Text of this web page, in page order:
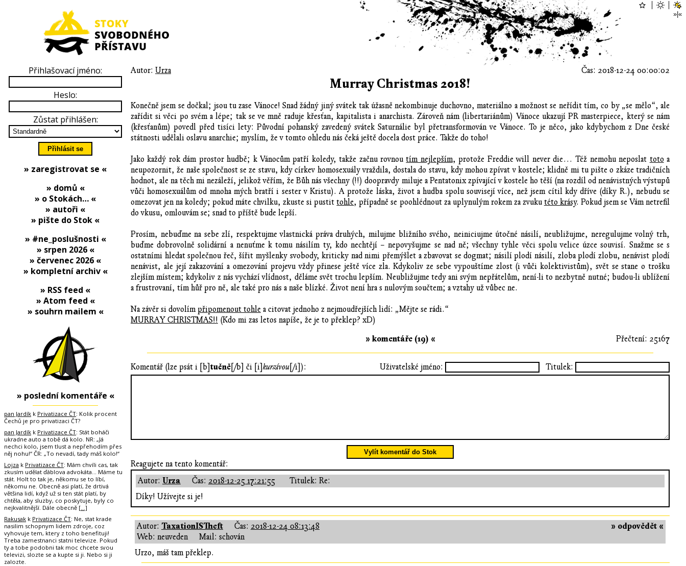
Autor: Urza Čas: 2018-12-24 00:00:02
Murray Christmas 2018!
Konečně jsem se dočkal; jsou tu zase Vánoce! Snad žádný jiný svátek tak úžasně nekombinuje duchovno, materiálno a možnost se neřídit tím, co by „se mělo“, ale
zařídit si věci po svém a lépe; tak se ve mně raduje křesťan, kapitalista i anarchista. Zároveň nám (libertariánům) Vánoce ukazují PR masterpiece, který se nám
(křesťanům) povedl před tisíci lety: Původní pohanský zavedený svátek Saturnálie byl přetransformován ve Vánoce. To je něco, jako kdybychom z Dne české
státnosti udělali oslavu anarchie; myslím, že v tomto ohledu nás čeká ještě docela dost práce. Takže do toho!
Jako každý rok dám prostor hudbě; k Vánocům patří koledy, takže začnu rovnoutím nejlepším, protože Freddie will never die… Též nemohu neposlat toto a
neupozornit, že naše společnost se ze stavu, kdy církev homosexuály vraždila, dostala do stavu, kdy mohou zpívat v kostele; klidně mi tu pište o zkáze tradičních
hodnot, ale na těch mi nezáleží, jelikož věřím, že Bůh nás všechny (!!) doopravdy miluje a Pentatonix zpívající v kostele ho těší (na rozdíl od nenávistných výstupů
vůči homosexuálům od mnoha mých bratří i sester v Kristu). A protože láska, život a hudba spolu souvisejí více, než jsem cítil kdy dříve (díky R.), nebudu se
omezovat jen na koledy; pokud máte chvilku, zkuste si pustittohle, případně se poohlédnout za uplynulým rokem za zvuku této krásy. Pokud jsem se Vám netrefil
do vkusu, omlouvám se; snad to příště bude lepší.
Prosím, nebuďme na sebe zlí, respektujme vlastnická práva druhých, milujme bližního svého, neiniciujme útočné násilí, neubližujme, neregulujme volný trh,
buďme dobrovolně solidární a nenuťme k tomu násilím ty, kdo nechtějí – nepovyšujme se nad ně; všechny tyhle věci spolu velice úzce souvisí. Snažme se s
ostatními hledat společnou řeč, šířit myšlenky svobody, kriticky nad nimi přemýšlet a zbavovat se dogmat; násilí plodí násilí, zloba plodí zlobu, nenávist plodí
nenávist, ale její zakazování a omezování projevu vždy přinese ještě více zla. Kdykoliv ze sebe vypouštíme zlost (i vůči kolektivistům), svět se stane o trošku
zlejším místem; kdykoliv z nás vychází vlídnost, děláme svět trochu lepším. Neubližujme tedy ani svým nepřátelům, není-li to nezbytně nutné; budou-li ublížení
a frustrovaní, tím hůř pro ně, ale také pro nás a naše blízké. Život není hra s nulovým součtem; a vztahy už vůbec ne.
Na závěr si dovolím připomenout tohle a citovat jednoho z nejmoudřejších lidí: „Mějte se rádi.“
MURRAY CHRISTMAS!! (Kdo mi zas letos napíše, že je to překlep? xD)
Přečtení: 25167
» komentáře (19) «
Uživatelské jméno: Titulek:
Komentář (lze psát i [b] tučně [/b] či [i] kurzívou [/i]):
Vylít komentář do Stok
Reagujete na tento komentář:
Autor: Urza Čas: 2018-12-25 17:21:55
Titulek: Re:
Díky! Užívejte si je!
» odpovědět «
Autor: TaxationISTheft Čas: 2018-12-24 08:13:48
Web: neuveden
Mail: schován
Urzo, máš tam překlep.
Přihlašovací jméno:
Heslo:
Zůstat přihlášen:
» zaregistrovat se «
» domů «
» o Stokách… «
» autoři «
» pište do Stok «
» #ne_poslušnosti «
» srpen 2026 «
» červenec 2026 «
» kompletní archiv «
» RSS feed «
» Atom feed «
» souhrn mailem «
» poslední komentáře «
pan Jardík k Privatizace ČT: Kolik procent
Čechů je pro privatizaci ČT?
pan Jardík k Privatizace ČT: Stát boháči
ukradne auto a tobě dá kolo. NR: „Já
nechci kolo, jsem tlust a nepřehodím přes
něj nohu!“ ČR: „To nevadí, tady máš kolo!“
Lojza k Privatizace ČT: Mám chvíli cas, tak
zkusím udělat ďáblova advokáta... Máme tu
stát. Holt to tak je, někomu se to líbí,
někomu ne. Obecně asi platí, že drtivá
většina lidí, když už si ten stát platí, by
chtěla, aby sluzby, co poskytuje, byly co
nejkvalitnější. Dále obecně […]
Rakusak k Privatizace ČT: Ne, stat krade
nasilim schopnym lidem zdroje, coz
vyhovuje tem, ktery z toho benefituji!
Treba zamestnanci statni televize. Pokud
ty a tobe podobni tak moc chcete svou
televizi, slozte se a kupte si ji. Nebo si ji
zalozte.